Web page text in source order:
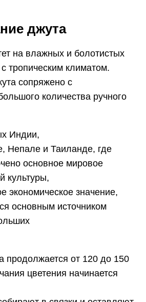
джута
на влажных и болотистых
тропическим климатом.
сопряжено с
количества ручного
Индии,
Непале и Таиланде, где
основное мировое
культуры,
экономическое значение,
основным источником
продолжается от 120 до 150
цветения начинается